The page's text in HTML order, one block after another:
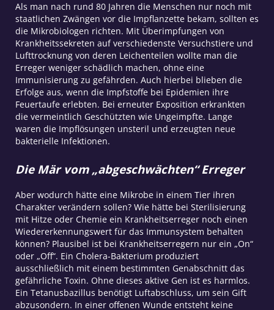
Als man nach rund 80 Jahren die Menschen nur noch mit
staatlichen Zwängen vor die Impflanzette bekam, sollten es
die Mikrobiologen richten. Mit Überimpfungen von
Krankheitssekreten auf verschiedenste Versuchstiere und
Lufttrocknung von deren Leichenteilen wollte man die
Erreger weniger schädlich machen, ohne eine
Immunisierung zu gefährden. Auch hierbei blieben die
Erfolge aus, wenn die Impfstoffe bei Epidemien ihre
Feuertaufe erlebten. Bei erneuter Exposition erkrankten
die vermeintlich Geschützten wie Ungeimpfte. Lange
waren die Impflösungen unsteril und erzeugten neue
bakterielle Infektionen.
Die Mär vom „abgeschwächten“ Erreger
Aber wodurch hätte eine Mikrobe in einem Tier ihren
Charakter verändern sollen? Wie hätte bei Sterilisierung
mit Hitze oder Chemie ein Krankheitserreger noch einen
Wiedererkennungswert für das Immunsystem behalten
können? Plausibel ist bei Krankheitserregern nur ein „On“
oder „Off“. Ein Cholera-Bakterium produziert
ausschließlich mit einem bestimmten Genabschnitt das
gefährliche Toxin. Ohne dieses aktive Gen ist es harmlos.
Ein Tetanusbazillus benötigt Luftabschluss, um sein Gift
abzusondern. In einer offenen Wunde entsteht keine